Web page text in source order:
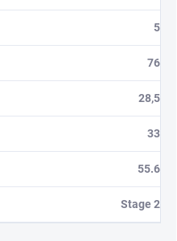
5
76
28,5
33
55.6
Stage 2